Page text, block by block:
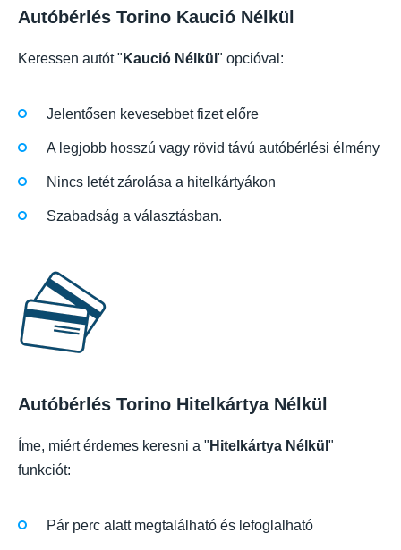
Autóbérlés Torino Kaució Nélkül
Keressen autót " Kaució Nélkül " opcióval:
Jelentősen kevesebbet fizet előre
A legjobb hosszú vagy rövid távú autóbérlési élmény
Nincs letét zárolása a hitelkártyákon
Szabadság a választásban.
Autóbérlés Torino Hitelkártya Nélkül
Íme, miért érdemes keresni a " Hitelkártya Nélkül "
funkciót:
Pár perc alatt megtalálható és lefoglalható